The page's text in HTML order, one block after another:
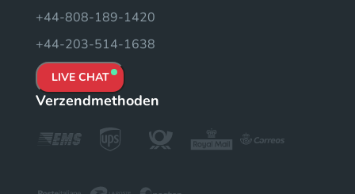
+44-808-189-1420
+44-203-514-1638
LIVE CHAT
Verzendmethoden